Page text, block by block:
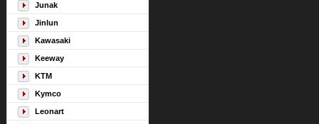
Junak
Jinlun
Kawasaki
Keeway
KTM
Kymco
Leonart